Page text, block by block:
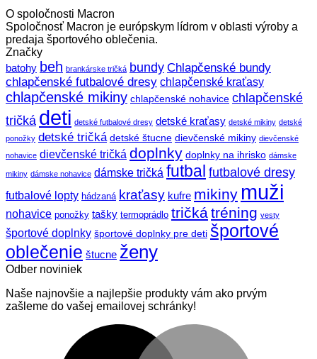
O spoločnosti Macron
Spoločnosť Macron je európskym lídrom v oblasti výroby a
predaja športového oblečenia.
Značky
batohy beh brankárske tričká bundy Chlapčenské bundy
chlapčenské futbalové dresy chlapčenské kraťasy
chlapčenské mikiny chlapčenské nohavice chlapčenské
tričká deti detské futbalové dresy detské kraťasy detské mikiny detské
ponožky detské tričká detské štucne dievčenské mikiny dievčenské
nohavice dievčenské tričká doplnky doplnky na ihrisko dámske
mikiny dámske nohavice dámske tričká futbal futbalové dresy
futbalové lopty hádzaná kraťasy kufre mikiny muži
nohavice ponožky tašky termoprádlo tričkátréning vesty
športové doplnky športové doplnky pre deti športové
oblečenie štucne ženy
Odber noviniek
Naše najnovšie a najlepšie produkty vám ako prvým
zašleme do vašej emailovej schránky!